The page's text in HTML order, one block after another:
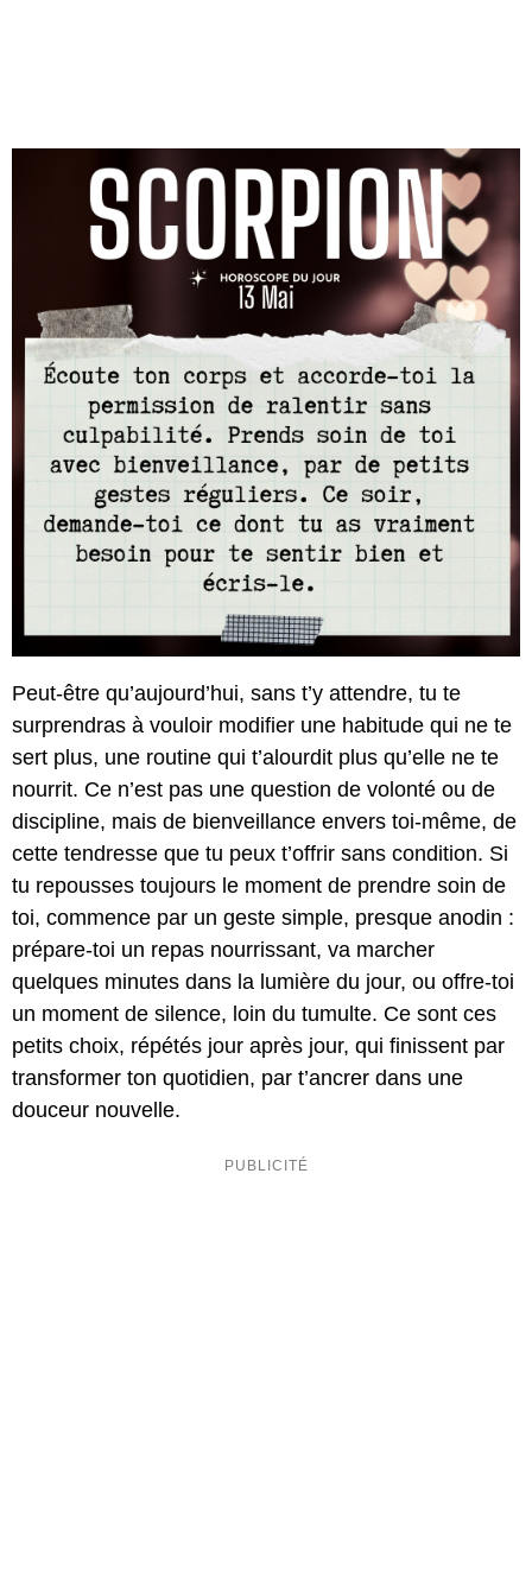
Peut-être qu’aujourd’hui, sans t’y attendre, tu te
surprendras à vouloir modifier une habitude qui ne te
sert plus, une routine qui t’alourdit plus qu’elle ne te
nourrit. Ce n’est pas une question de volonté ou de
discipline, mais de bienveillance envers toi-même, de
cette tendresse que tu peux t’offrir sans condition. Si
tu repousses toujours le moment de prendre soin de
toi, commence par un geste simple, presque anodin :
prépare-toi un repas nourrissant, va marcher
quelques minutes dans la lumière du jour, ou offre-toi
un moment de silence, loin du tumulte. Ce sont ces
petits choix, répétés jour après jour, qui finissent par
transformer ton quotidien, par t’ancrer dans une
douceur nouvelle.